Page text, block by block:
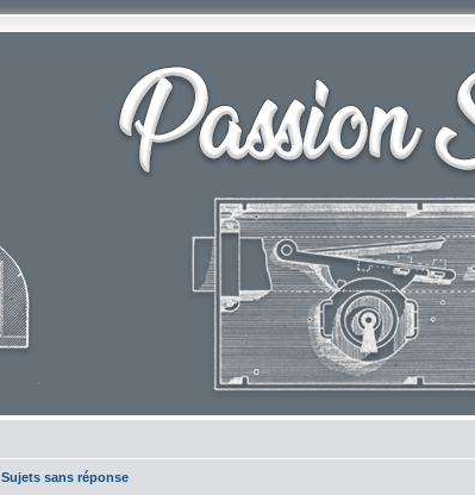
Sujets sans réponse